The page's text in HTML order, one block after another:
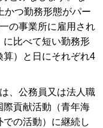
かつ勤務形態がパー
の事業所に雇用され
に比べて短い勤務形
）と日にそれぞれ4
、公務員又は法人職
際貢献活動（青年海
の活動）に継続し